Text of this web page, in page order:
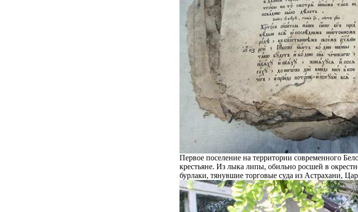
Первое поселение на территории современного
крестьяне. Из лыка липы, обильно росшей в
бурлаки, тянувшие торговые суда из Астрахани,